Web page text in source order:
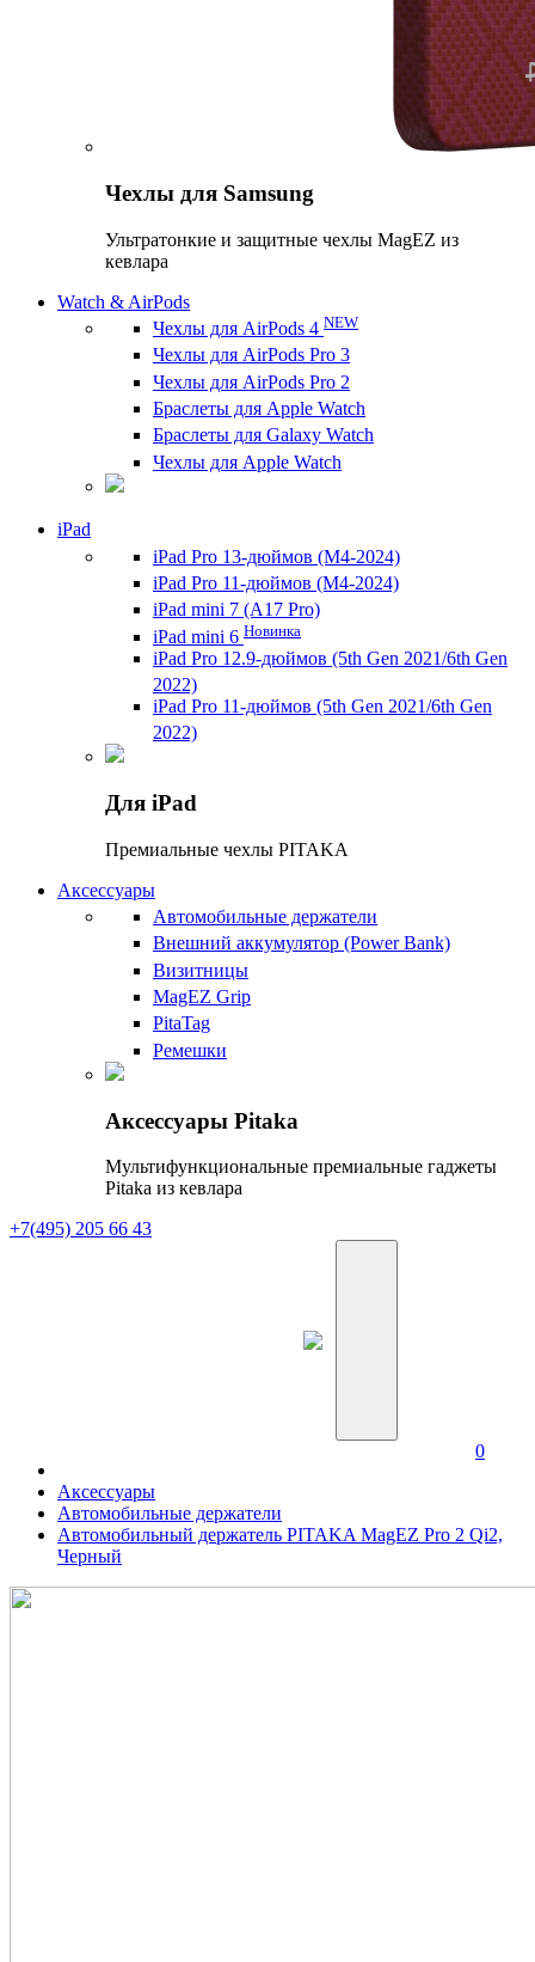
Чехлы для Samsung
Ультратонкие и защитные чехлы MagEZ из
кевлара
Watch & AirPods
Чехлы для AirPods 4 NEW
Чехлы для AirPods Pro 3
Чехлы для AirPods Pro 2
Браслеты для Apple Watch
Браслеты для Galaxy Watch
Чехлы для Apple Watch
iPad
iPad Pro 13-дюймов (M4-2024)
iPad Pro 11-дюймов (M4-2024)
iPad mini 7 (A17 Pro)
iPad mini 6 Новинка
iPad Pro 12.9-дюймов (5th Gen 2021/6th Gen
2022)
iPad Pro 11-дюймов (5th Gen 2021/6th Gen
2022)
Для iPad
Премиальные чехлы PITAKA
Аксессуары
Автомобильные держатели
Внешний аккумулятор (Power Bank)
Визитницы
MagEZ Grip
PitaTag
Ремешки
Аксессуары Pitaka
Мультифункциональные премиальные гаджеты
Pitaka из кевлара
+7(495) 205 66 43
0
Аксессуары
Автомобильные держатели
Автомобильный держатель PITAKA MagEZ Pro 2 Qi2,
Черный